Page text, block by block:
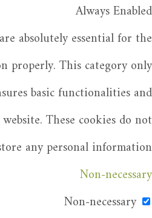
Always Enabled
absolutely essential for the
properly. This category only
basic functionalities and
These cookies do not
any personal information.
Non-necessary
Non-necessary